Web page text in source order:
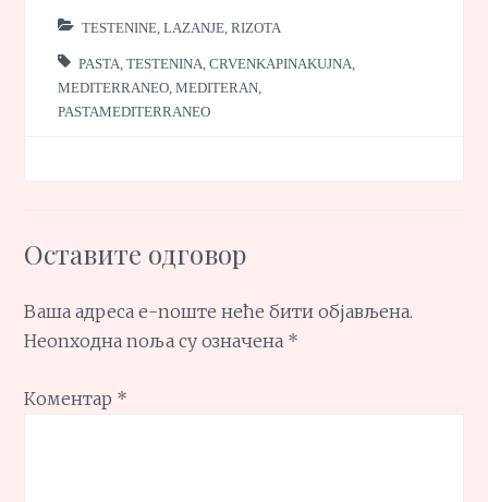
TESTENINE, LAZANJE, RIZOTA
PASTA ,TESTENINA ,CRVENKAPINAKUJNA
MEDITERRANEO ,MEDITERAN
PASTAMEDITERRANEO
Оставите одговор
Ваша адреса е-поште неће бити објављена.
Неопходна поља су означена *
Коментар *